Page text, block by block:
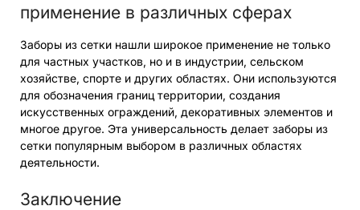
применение в различных сферах
Заборы из сетки нашли широкое применение не только
для частных участков, но и в индустрии, сельском
хозяйстве, спорте и других областях. Они используются
для обозначения границ территории, создания
искусственных ограждений, декоративных элементов и
многое другое. Эта универсальность делает заборы из
сетки популярным выбором в различных областях
деятельности.
Заключение